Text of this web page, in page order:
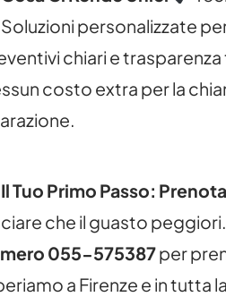
Soluzioni personalizzate
chiari e
costo extra per la
Il Tuo Primo Passo:
che il guasto peggiori.
055-575387per
a Firenze e in tutta